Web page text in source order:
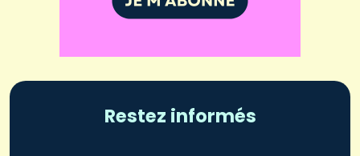
Restez informés